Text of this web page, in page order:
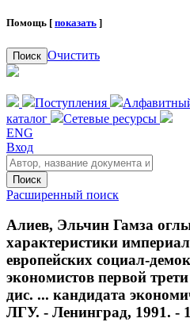
Помощь [ показать ]
Поиск Очистить
Поступления
каталог
Сетевые ресурсы
ENG
Вход
Поиск
Расширенный поиск
Алиев, Эльчин Гамза
характеристики
европейских социал-
экономистов первой
дис. ... кандидата
ЛГУ. - Ленинград, 1991. -